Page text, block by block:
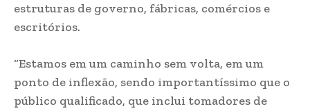
estruturas de governo, fábricas, comércios e
escritórios.
“Estamos em um caminho sem volta, em um
ponto de inflexão, sendo importantíssimo que o
público qualificado, que inclui tomadores de